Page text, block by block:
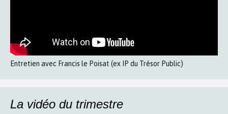
Entretien avec Francis le Poisat (ex IP du Trésor Public)
La vidéo du trimestre